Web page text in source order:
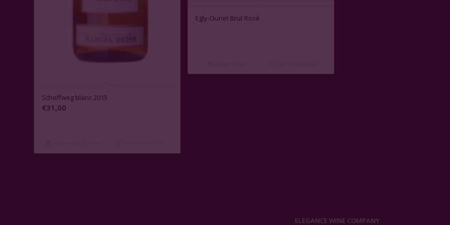
Schoffweg blanc 2015
€31,00
Egly-Ouriet Brut Rosé
ELEGANCE WINE COMPANY